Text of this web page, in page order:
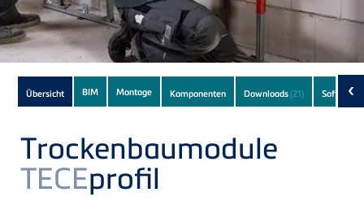
Subnavigation
of
current
Product
Übersicht BIM Montage Komponenten Downloads(21) Software
‹
Trockenbaumodule
TECEprofil